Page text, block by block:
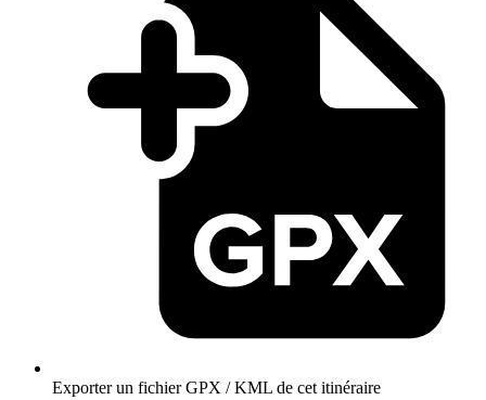
Exporter un fichier GPX / KML de cet itinéraire